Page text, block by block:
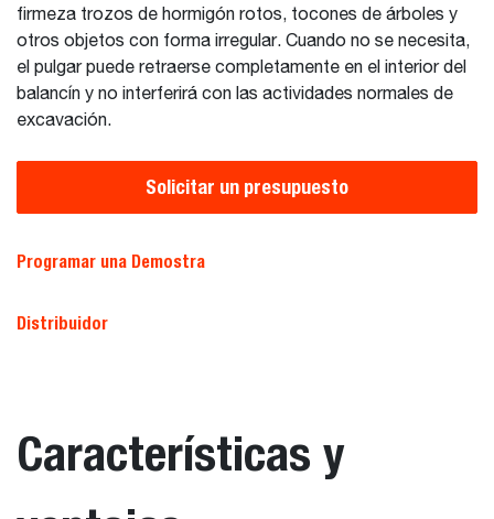
firmeza trozos de hormigón rotos, tocones de árboles y
otros objetos con forma irregular. Cuando no se necesita,
el pulgar puede retraerse completamente en el interior del
balancín y no interferirá con las actividades normales de
excavación.
Solicitar un presupuesto
Programar una Demostra
Distribuidor
Características y